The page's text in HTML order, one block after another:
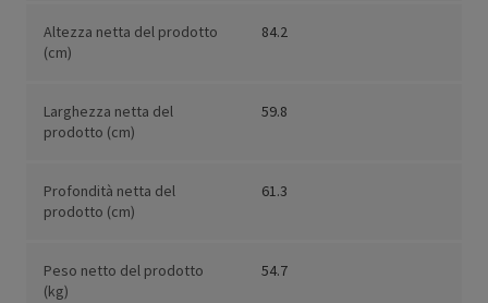
Altezza netta del prodotto
(cm)
84.2
Larghezza netta del
prodotto (cm)
59.8
Profondità netta del
prodotto (cm)
61.3
Peso netto del prodotto
(kg)
54.7